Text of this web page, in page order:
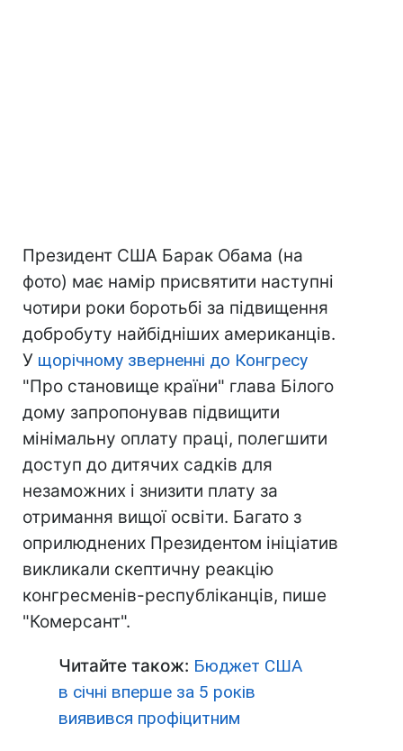
Президент США Барак Обама (на
фото) має намір присвятити наступні
чотири роки боротьбі за підвищення
добробуту найбідніших американців.
У щорічному зверненні до Конгресу
"Про становище країни" глава Білого
дому запропонував підвищити
мінімальну оплату праці, полегшити
доступ до дитячих садків для
незаможних і знизити плату за
отримання вищої освіти. Багато з
оприлюднених Президентом ініціатив
викликали скептичну реакцію
конгресменів-республіканців, пише
"Комерсант".
Читайте також: Бюджет США
в січні вперше за 5 років
виявився профіцитним